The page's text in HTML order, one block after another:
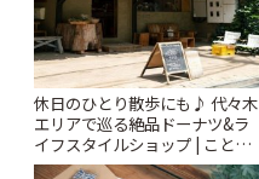
休日のひとり散歩にも♪ 代々木
エリアで巡る絶品ドーナツ&ラ
イフスタイルショップ | ことり
っぷ